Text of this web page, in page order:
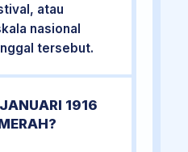
atau
nasional
tersebut.
1916